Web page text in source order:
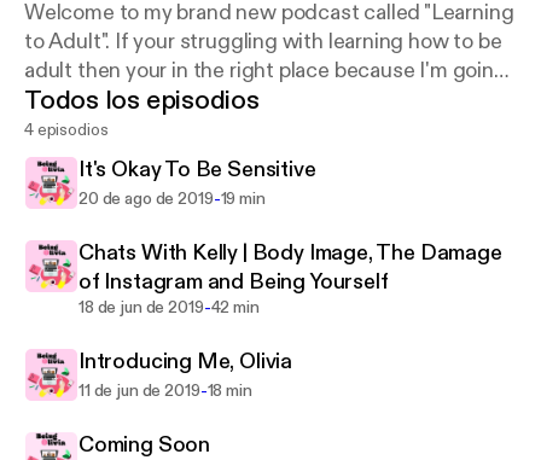
Welcome to my brand new podcast called "Learning
to Adult". If your struggling with learning how to be
adult then your in the right place because I'm going
to be discussing with the help from some friends
the highs and lows of learning to become an adult.
Todos los episodios
4 episodios
It's Okay To Be Sensitive
20 de ago de 2019-19 min
Chats With Kelly | Body Image, The Damage
of Instagram and Being Yourself
18 de jun de 2019-42 min
Introducing Me, Olivia
11 de jun de 2019-18 min
Coming Soon